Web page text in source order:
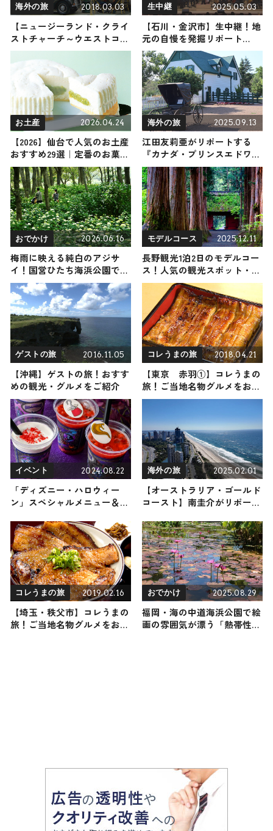
海外の旅 2018.03.03
【ニュージーランド・クライ
ストチャーチ～ウエストコー
スト】海外の旅！おすすめ観
光スポットやグルメをリポー
生中継 2025.05.03
【石川・金沢市】生中継！地
元の自慢を発掘リポート
2025年5月3日放送
お土産 2026.04.24
【2026】仙台で人気のお土産
おすすめ29選｜定番のお菓子
からおしゃれなお土産・ばら
まき用、女性向けまで幅広く
紹介
海外の旅 2025.09.13
江田友莉亜がリポートする
『カナダ・プリンスエドワー
ド島』の旅！おすすめ観光ス
ポットやグルメを紹介 2025
年9月13日放送
おでかけ 2026.06.16
梅雨に映える純白のアジサ
イ！国営ひたち海浜公園でア
ナベルが今週末から見ごろ、
7月上旬まで / 茨城県
モデルコース 2025.12.11
長野観光1泊2日のモデルコー
ス！人気の観光スポット・名
所を満喫できる王道の旅程を
ゲストの旅 2016.11.05
【沖縄】ゲストの旅！おすす
めの観光・グルメをご紹介
コレうまの旅 2018.04.21
【東京 赤羽①】コレうまの
旅！ご当地名物グルメをお届
け
イベント 2024.08.22
「ディズニー・ハロウィー
ン」スペシャルメニュー＆グ
など登場
海外の旅 2025.02.01
【オーストラリア・ゴールド
コースト】南圭介がリポート
スポットやグルメを紹介
2025年2月1日放送
コレうまの旅 2019.02.16
【埼玉・秩父市】コレうまの
旅！ご当地名物グルメをお届
おでかけ 2025.08.29
福岡・海の中道海浜公園で絵
画の雰囲気が漂う「熱帯性ス